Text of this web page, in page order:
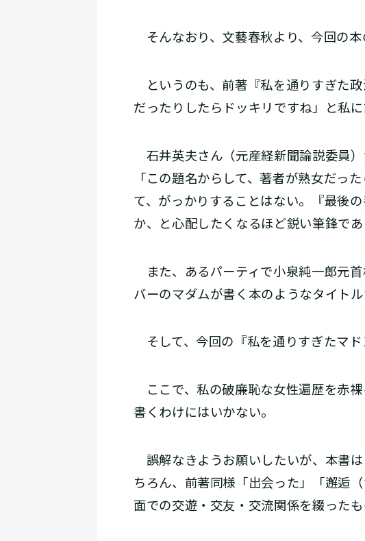
そんなおり、文藝春秋より、今回の本
というのも、前著『私を通りすぎた
だったりしたらドッキリですね」と私
石井英夫さん（元産経新聞論説委員
「この題名からして、著者が熟女だっ
て、がっかりすることはない。『最後
か、と心配したくなるほど鋭い筆鋒であ
また、あるパーティで小泉純一郎元
バーのマダムが書く本のようなタイト
そして、今回の『私を通りすぎたマ
ここで、私の破廉恥な女性遍歴を赤
書くわけにはいかない。
誤解なきようお願いしたいが、本書
ちろん、前著同様「出会った」「邂逅
面での交遊・交友・交流関係を綴ったも